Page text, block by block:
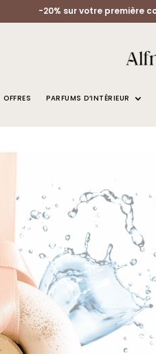
-20% sur votre première
OFFRES PARFUMS D’INTÉRIEUR